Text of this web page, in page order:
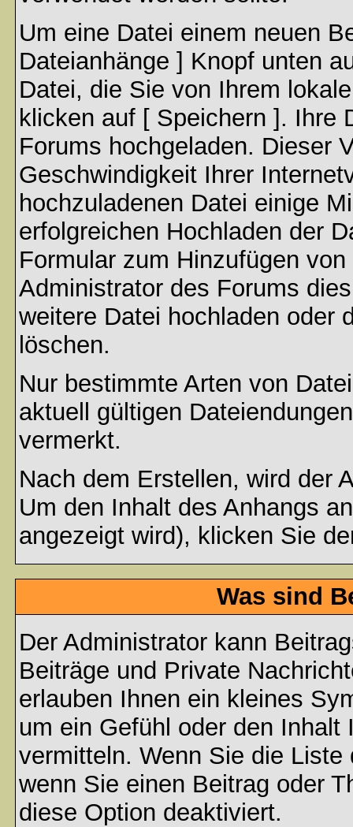
Um eine Datei einem neuen
Dateianhänge ] Knopf unten
Datei, die Sie von Ihrem
klicken auf [ Speichern ]. Ihre
Forums hochgeladen. Dieser
Geschwindigkeit Ihrer
hochzuladenen Datei einige
erfolgreichen Hochladen der
Formular zum Hinzufügen
Administrator des Forums
weitere Datei hochladen oder
löschen.
Nur bestimmte Arten von
aktuell gültigen
vermerkt.
Nach dem Erstellen, wird der
Um den Inhalt des Anhangs
angezeigt wird), klicken Sie
Was sind
Der Administrator kann
Beiträge und Private
erlauben Ihnen ein kleines
um ein Gefühl oder den
vermitteln. Wenn Sie die
wenn Sie einen Beitrag oder
diese Option deaktiviert.